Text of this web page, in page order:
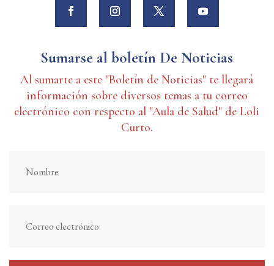
Sumarse al boletín De Noticias
Al sumarte a este "Boletín de Noticias" te llegará
información sobre diversos temas a tu correo
electrónico con respecto al "Aula de Salud" de Loli
Curto.